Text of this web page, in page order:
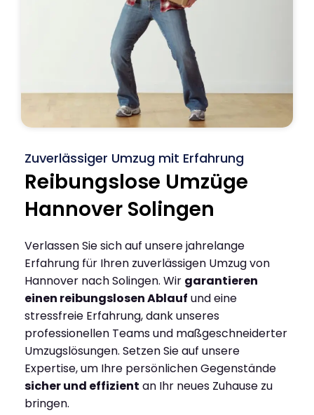
Zuverlässiger Umzug mit Erfahrung
Reibungslose Umzüge
Hannover Solingen
Verlassen Sie sich auf unsere jahrelange
Erfahrung für Ihren zuverlässigen Umzug von
Hannover nach Solingen. Wir garantieren
einen reibungslosen Ablauf und eine
stressfreie Erfahrung, dank unseres
professionellen Teams und maßgeschneiderter
Umzugslösungen. Setzen Sie auf unsere
Expertise, um Ihre persönlichen Gegenstände
sicher und effizient an Ihr neues Zuhause zu
bringen.